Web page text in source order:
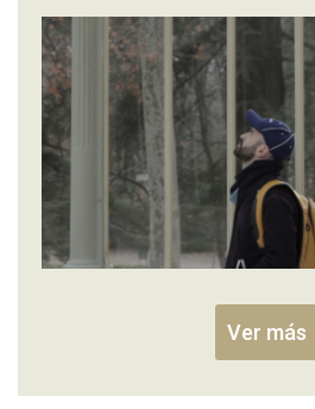
Ver más